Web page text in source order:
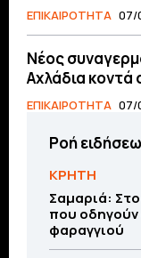
ΕΠΙΚΑΙΡΟΤΗΤΑ 07/
Νέος
Αχλάδια κοντά
ΕΠΙΚΑΙΡΟΤΗΤΑ 07/
Ροή
ΚΡΗΤΗ
Σαμαριά: Στο
που οδηγούν
φαραγγιού